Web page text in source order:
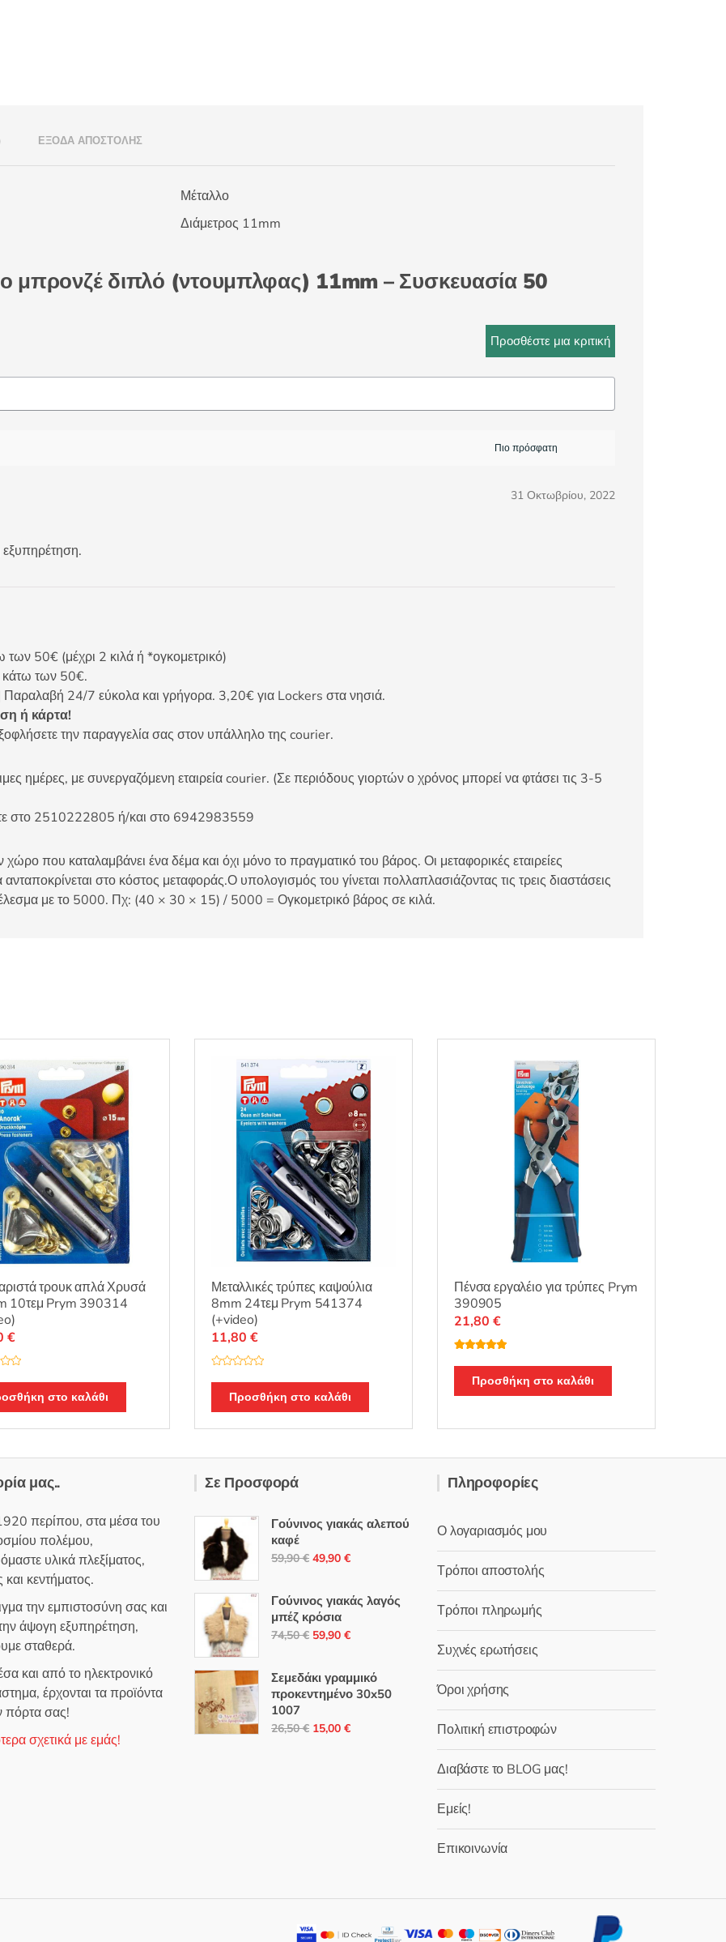
ΈΞΟΔΑ ΑΠΟΣΤΟΛΉΣ
Μέταλλο
Διάμετρος 11mm
μπρονζέ διπλό (ντουμπλφας) 11mm – Συσκευασία 50
Προσθέστε μια κριτική
31 Οκτωβρίου, 2022
50€ (μέχρι 2 κιλά ή *ογκομετρικό)
κάτω των 50€.
24/7 εύκολα και γρήγορα. 3,20€ για Lockers στα νησιά.
ή κάρτα!
την παραγγελία σας στον υπάλληλο της courier.
ημέρες, με συνεργαζόμενη εταιρεία courier. (Σε περιόδους γιορτών ο χρόνος μπορεί να φτάσει τις 3-5
στο 2510222805 ή/και στο 6942983559
που καταλαμβάνει ένα δέμα και όχι μόνο το πραγματικό του βάρος. Οι μεταφορικές εταιρείες
στο κόστος μεταφοράς.Ο υπολογισμός του γίνεται πολλαπλασιάζοντας τις τρεις διαστάσεις
με το 5000. Πχ: (40 × 30 × 15) / 5000 = Ογκομετρικό βάρος σε κιλά.
τρουκ απλά Χρυσά
10τεμ Prym 390314
€
στο καλάθι
Μεταλλικές τρύπες καψούλια
8mm 24τεμ Prym 541374
(+video)
α
ο
ο
θ
κ
ε
0
α
π
ό
11,80 €
Προσθήκη στο καλάθι
Πένσα εργαλέιο για τρύπες Prym
390905
θηκε με5.00
από 5
21,80 €
Προσθήκη στο καλάθι
μας..
περίπου, στα μέσα του
πολέμου,
υλικά πλεξίματος,
και κεντήματος.
την εμπιστοσύνη σας και
άψογη εξυπηρέτηση,
σταθερά.
και από το ηλεκτρονικό
έρχονται τα προϊόντα
πόρτα σας!
σχετικά με εμάς!
Σε Προσφορά
Γούνινος γιακάς αλεπού
καφέ
59,90€ Original
was:
59,90 €.
49,90 €Η
τιμή
49,90 €.
Γούνινος γιακάς λαγός
μπέζ κρόσια
74,50€ Original
was:
74,50 €.
59,90 €Η
τιμή
είναι:
Σεμεδάκι γραμμικό
προκεντημένο 30x50
1007
26,50€ Original
15,00 €Η
Πληροφορίες
Ο λογαριασμός μου
Τρόποι αποστολής
Τρόποι πληρωμής
Συχνές ερωτήσεις
Όροι χρήσης
Πολιτική επιστροφών
Διαβάστε το BLOG μας!
Εμείς!
Επικοινωνία